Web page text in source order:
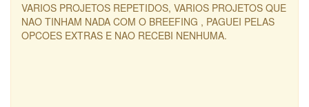
VARIOS PROJETOS REPETIDOS, VARIOS PROJETOS QUE
NAO TINHAM NADA COM O BREEFING , PAGUEI PELAS
OPCOES EXTRAS E NAO RECEBI NENHUMA.